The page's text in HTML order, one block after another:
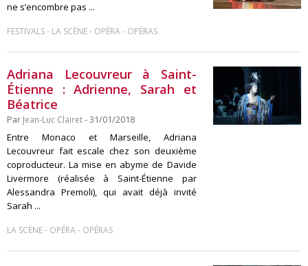
ne s’encombre pas ...
FESTIVALS- LA SCÈNE- OPÉRA- OPÉRAS
Adriana Lecouvreur à Saint-
Étienne : Adrienne, Sarah et
Béatrice
Par Jean-Luc Clairet- 31/01/2018
Entre Monaco et Marseille, Adriana
Lecouvreur fait escale chez son deuxième
coproducteur. La mise en abyme de Davide
Livermore (réalisée à Saint-Étienne par
Alessandra Premoli), qui avait déjà invité
Sarah ...
LA SCÈNE- OPÉRA- OPÉRAS